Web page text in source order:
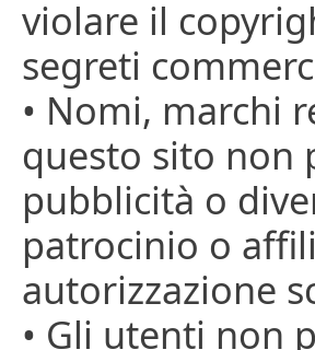
violare il
segreti
• Nomi, marchi
questo sito non
pubblicità o
patrocinio o
autorizzazione
• Gli utenti non